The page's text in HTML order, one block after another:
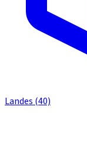
Landes (40)